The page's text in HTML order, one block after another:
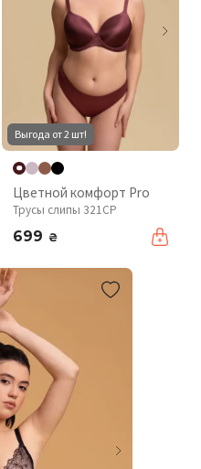
Выгода от 2 шт!
Цветной комфорт Pro
Трусы слипы 321CP
699 ₴